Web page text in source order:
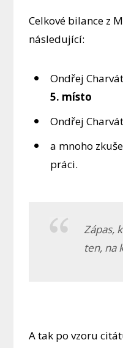
Celkové bilance z
následující:
Ondřej
5. místo
Ondřej
a mnoho
práci.
Zápas,
ten, na
A tak po vzoru